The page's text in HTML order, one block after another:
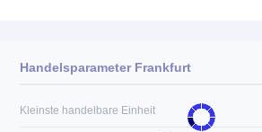
Handelsparameter Frankfurt
Kleinste handelbare Einheit